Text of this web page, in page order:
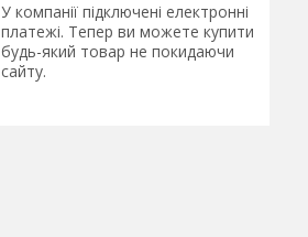
У компанії підключені електронні
платежі. Тепер ви можете купити
будь-який товар не покидаючи
сайту.